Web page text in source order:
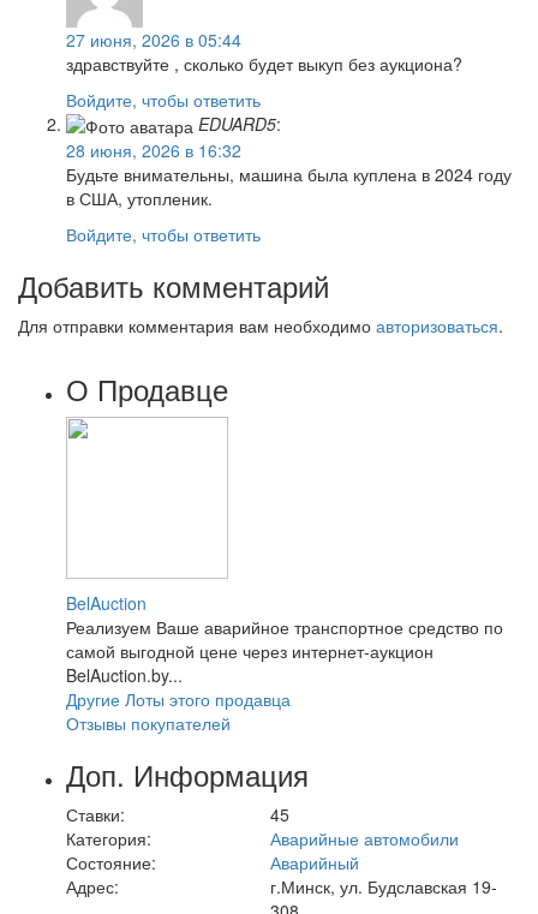
27 июня, 2026 в 05:44
здравствуйте , сколько будет выкуп без аукциона?
Войдите, чтобы ответить
EDUARD5:
28 июня, 2026 в 16:32
Будьте внимательны, машина была куплена в 2024 году
в США, утопленик.
Войдите, чтобы ответить
Добавить комментарий
Для отправки комментария вам необходимо авторизоваться.
О Продавце
BelAuction
Реализуем Ваше аварийное транспортное средство по
самой выгодной цене через интернет-аукцион
BelAuction.by...
Другие Лоты этого продавца
Отзывы покупателей
Доп. Информация
Ставки:
45
Категория:
Аварийные автомобили
Состояние:
Аварийный
Адрес:
г.Минск, ул. Будславская 19-